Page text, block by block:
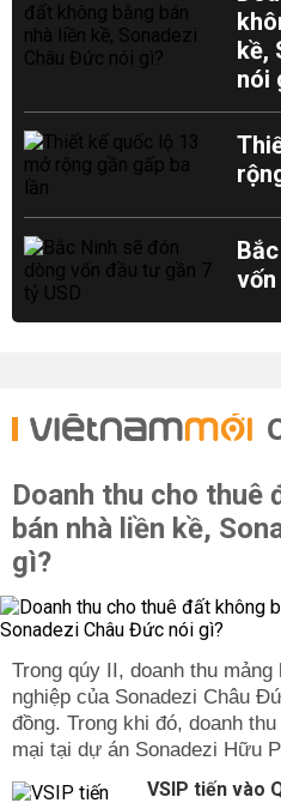
kề,
nói
vốn
Doanh thu cho thuê
bán nhà liền kề,
gì?
Trong qúy II, doanh thu
nghiệp của Sonadezi Châu
đồng. Trong khi đó, doanh
mại tại dự án Sonadezi Hữu
VSIP tiến vào